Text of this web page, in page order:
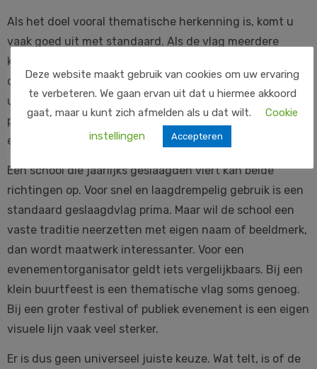
Als het doel vooral thematische herkenning is, komt u
vaak goed uit met standaard. Als de vlag meerdere
keren inzetbaar moet zijn voor uw eigen organisatie,
dan verdient maatwerk zich sneller terug. En als
uitstraling belangrijk is voor vertrouwen, trots of
professionele presentatie, dan heeft maatwerk meestal
een duidelijk voordeel.
Een school die jaarlijks geslaagden viert kan beide
richtingen op. Voor snel en laagdrempelig gebruik is een
standaard geslaagdvlag prima. Maar wil de school een
vaste traditie neerzetten met eigen naam of beeldmerk,
dan wordt maatwerk interessanter. Voor een
evenementorganisator geldt iets vergelijkbaars. Bij een
klein buurtfeest is een thematische vlag soms genoeg.
Bij een groter festival of publiek evenement is een eigen
visuele lijn vaak veel sterker.
Er is dus geen universeel juiste keuze. Wat telt, is of de
Deze website maakt gebruik van cookies om uw ervaring
te verbeteren. We gaan ervan uit dat u hiermee akkoord
gaat, maar u kunt zich afmelden als u dat wilt.
Cookie
instellingen
Accepteren